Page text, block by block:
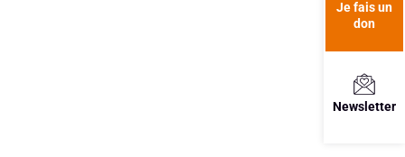
Je fais un
don
Newsletter